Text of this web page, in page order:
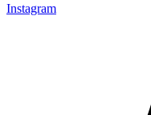
Instagram